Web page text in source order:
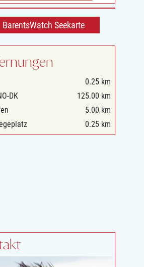
BarentsWatch Seekarte
0.25 km
DK
125.00 km
5.00 km
0.25 km